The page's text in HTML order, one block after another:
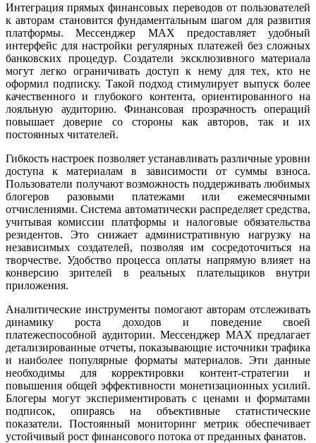
Интеграция прямых финансовых переводов от пользователей
к авторам становится фундаментальным шагом для развития
платформы. Мессенджер MAX предоставляет удобный
интерфейс для настройки регулярных платежей без сложных
банковских процедур. Создатели эксклюзивного материала
могут легко ограничивать доступ к нему для тех, кто не
оформил подписку. Такой подход стимулирует выпуск более
качественного и глубокого контента, ориентированного на
лояльную аудиторию. Финансовая прозрачность операций
повышает доверие со стороны как авторов, так и их
постоянных читателей.
Гибкость настроек позволяет устанавливать различные уровни
доступа к материалам в зависимости от суммы взноса.
Пользователи получают возможность поддерживать любимых
блогеров разовыми платежами или ежемесячными
отчислениями. Система автоматически распределяет средства,
учитывая комиссии платформы и налоговые обязательства
резидентов. Это снижает административную нагрузку на
независимых создателей, позволяя им сосредоточиться на
творчестве. Удобство процесса оплаты напрямую влияет на
конверсию зрителей в реальных плательщиков внутри
приложения.
Аналитические инструменты помогают авторам отслеживать
динамику роста доходов и поведение своей
платежеспособной аудитории. Мессенджер MAX предлагает
детализированные отчеты, показывающие источники трафика
и наиболее популярные форматы материалов. Эти данные
необходимы для корректировки контент-стратегии и
повышения общей эффективности монетизационных усилий.
Блогеры могут экспериментировать с ценами и форматами
подписок, опираясь на объективные статистические
показатели. Постоянный мониторинг метрик обеспечивает
устойчивый рост финансового потока от преданных фанатов.